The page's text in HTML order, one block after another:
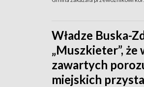
Władze Buska-
„Muszkieter”,
zawartych
miejskich